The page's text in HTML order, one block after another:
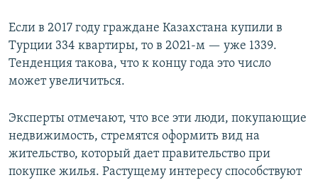
Если в 2017 году граждане Казахстана купили в
Турции 334 квартиры, то в 2021-м — уже 1339.
Тенденция такова, что к концу года это число
может увеличиться.
Эксперты отмечают, что все эти люди, покупающие
недвижимость, стремятся оформить вид на
жительство, который дает правительство при
покупке жилья. Растущему интересу способствуют